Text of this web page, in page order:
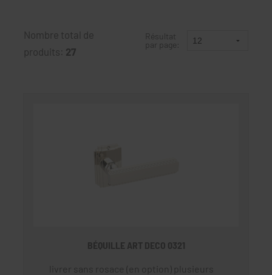
Nombre total de
produits: 27
Résultat
par page:
BÉQUILLE ART DECO 0321
livrer sans rosace (en option) plusieurs